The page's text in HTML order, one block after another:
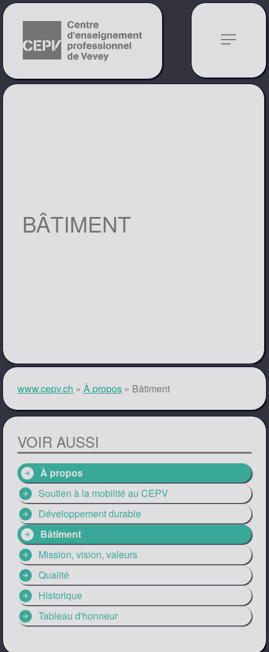
notes
BÂTIMENT
www.cepv.ch »À propos » Bâtiment
VOIR AUSSI
arrow_circle_right À propos
arrow_circle_right Soutien à la mobilité au CEPV
arrow_circle_right Développement durable
arrow_circle_right Bâtiment
arrow_circle_right Mission, vision, valeurs
arrow_circle_right Qualité
arrow_circle_right Historique
arrow_circle_right Tableau d'honneur